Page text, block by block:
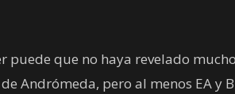
puede que no haya revelado
Andrómeda, pero al menos EA y